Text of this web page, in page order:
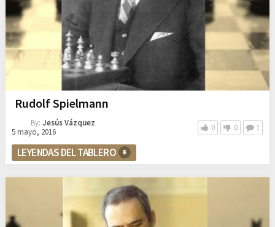
Rudolf Spielmann
By: Jesús Vázquez
5 mayo, 2016
0 0 1
LEYENDAS DEL TABLERO